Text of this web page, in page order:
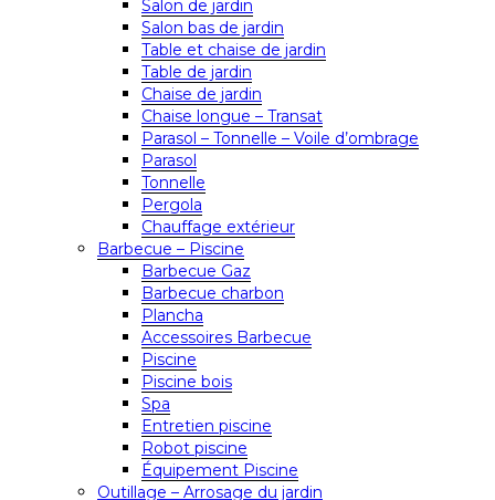
Salon de jardin
Salon bas de jardin
Table et chaise de jardin
Table de jardin
Chaise de jardin
Chaise longue – Transat
Parasol – Tonnelle – Voile d’ombrage
Parasol
Tonnelle
Pergola
Chauffage extérieur
Barbecue – Piscine
Barbecue Gaz
Barbecue charbon
Plancha
Accessoires Barbecue
Piscine
Piscine bois
Spa
Entretien piscine
Robot piscine
Équipement Piscine
Outillage – Arrosage du jardin